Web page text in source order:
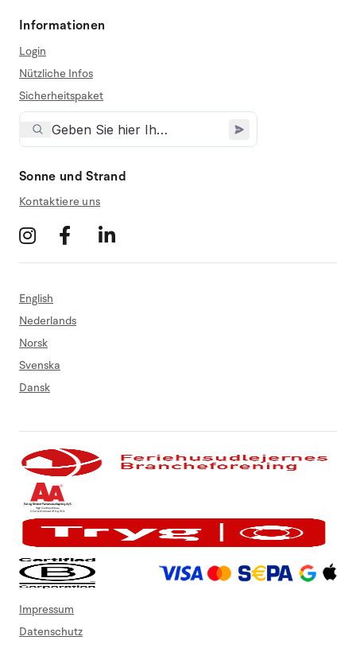
Informationen
Login
Nützliche Infos
Sicherheitspaket
Sonne und Strand
Kontaktiere uns
English
Nederlands
Norsk
Svenska
Dansk
Impressum
Datenschutz